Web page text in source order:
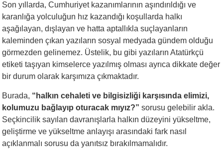
Son yıllarda, Cumhuriyet kazanımlarının aşındırıldığı ve
karanlığa yolculuğun hız kazandığı koşullarda halkı
aşağılayan, dışlayan ve hatta aptallıkla suçlayanların
kaleminden çıkan yazıların sosyal medyada gündem olduğu
görmezden gelinemez. Üstelik, bu gibi yazıların Atatürkçü
etiketi taşıyan kimselerce yazılmış olması ayrıca dikkate değer
bir durum olarak karşımıza çıkmaktadır.
Burada, “halkın cehaleti ve bilgisizliği karşısında elimizi,
kolumuzu bağlayıp oturacak mıyız?” sorusu gelebilir akla.
Seçkincilik sayılan davranışlarla halkın düzeyini yükseltme,
geliştirme ve yükseltme anlayışı arasındaki fark nasıl
açıklanmalı sorusu da yanıtsız bırakılmamalıdır.